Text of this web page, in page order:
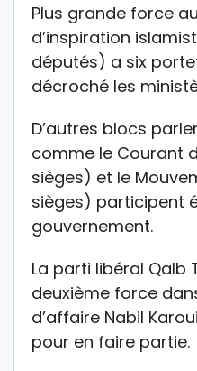
Plus grande force
d’inspiration
députés) a six
décroché les
D’autres blocs
comme le Courant
sièges) et le
sièges) participent
gouvernement.
La parti libéral Qalb
deuxième force
d’affaire Nabil
pour en faire partie.